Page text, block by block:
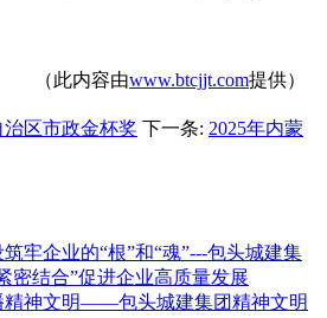
（此内容由www.btcjjt.com提供）
治区市政金杯奖 下一条: 2025年内蒙
牢企业的“根”和“魂”---包头城建集
密结合”促进企业高质量发展
精神文明——包头城建集团精神文明